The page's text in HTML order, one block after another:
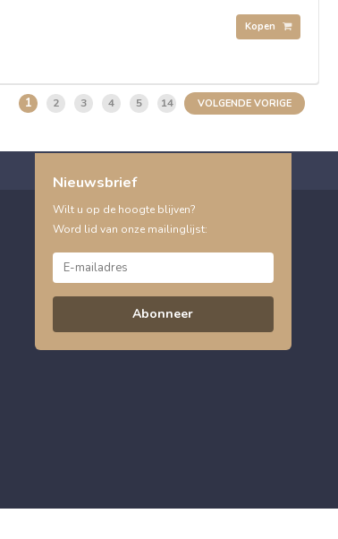
Kopen
1 2 3 4 5 14 VOLGENDE VORIGE
Nieuwsbrief
Wilt u op de hoogte blijven?
Word lid van onze mailinglijst:
Abonneer